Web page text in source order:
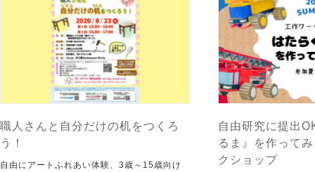
職人さんと自分だけの机をつくろ
う！
自由にアートふれあい体験、3歳～15歳向け
自由研究に提出
るま』を作って
クショップ